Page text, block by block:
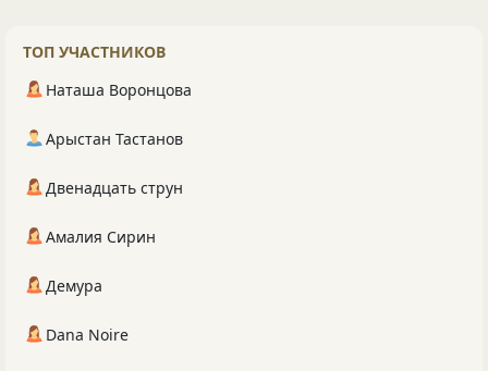
ТОП УЧАСТНИКОВ
Наташа Воронцова
Арыстан Тастанов
Двенадцать струн
Амалия Сирин
Демура
Dana Noire